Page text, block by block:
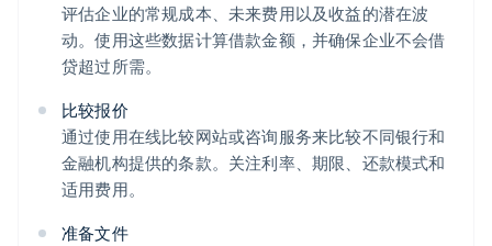
评估企业的常规成本、未来费用以及收益的潜在波
动。使用这些数据计算借款金额，并确保企业不会借
贷超过所需。
比较报价
通过使用在线比较网站或咨询服务来比较不同银行和
金融机构提供的条款。关注利率、期限、还款模式和
适用费用。
准备文件